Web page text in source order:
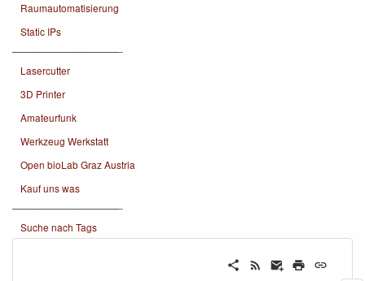
Raumautomatisierung
Static IPs
———————————-
Lasercutter
3D Printer
Amateurfunk
Werkzeug Werkstatt
Open bioLab Graz Austria
Kauf uns was
———————————-
Suche nach Tags